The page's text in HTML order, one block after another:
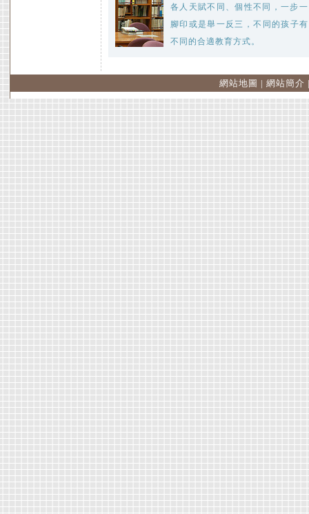
各人天賦不同、個性不同，一步一
腳印或是舉一反三，不同的孩子有
不同的合適教育方式。
網站地圖 | 網站簡介